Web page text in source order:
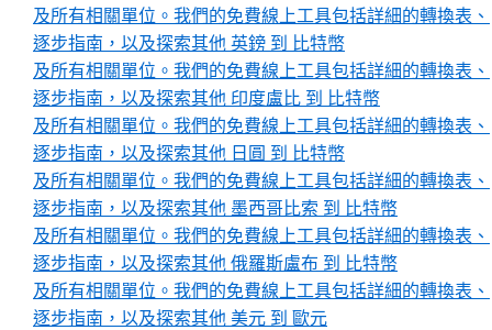
及所有相關單位。我們的免費線上工具包括詳細的轉換表、
逐步指南，以及探索其他 英鎊 到 比特幣
及所有相關單位。我們的免費線上工具包括詳細的轉換表、
逐步指南，以及探索其他 印度盧比 到 比特幣
及所有相關單位。我們的免費線上工具包括詳細的轉換表、
逐步指南，以及探索其他 日圓 到 比特幣
及所有相關單位。我們的免費線上工具包括詳細的轉換表、
逐步指南，以及探索其他 墨西哥比索 到 比特幣
及所有相關單位。我們的免費線上工具包括詳細的轉換表、
逐步指南，以及探索其他 俄羅斯盧布 到 比特幣
及所有相關單位。我們的免費線上工具包括詳細的轉換表、
逐步指南，以及探索其他 美元 到 歐元